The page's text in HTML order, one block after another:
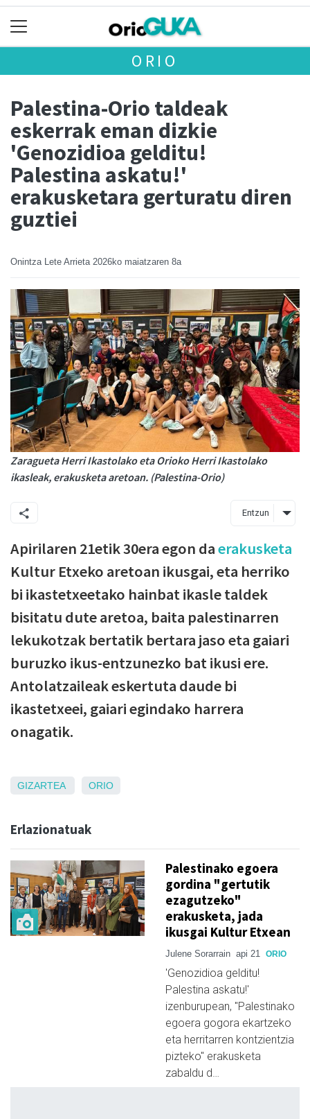
ORIO
Palestina-Orio taldeak
eskerrak eman dizkie
'Genozidioa gelditu!
Palestina askatu!'
erakusketara gerturatu diren
guztiei
Onintza Lete Arrieta 2026ko maiatzaren 8a
Zaragueta Herri Ikastolako eta Orioko Herri Ikastolako
ikasleak, erakusketa aretoan. (Palestina-Orio)
Entzun
Apirilaren 21etik 30era egon daerakusketa
Kultur Etxeko aretoan ikusgai, eta herriko
bi ikastetxeetako hainbat ikasle taldek
bisitatu dute aretoa, baita palestinarren
lekukotzak bertatik bertara jaso eta gaiari
buruzko ikus-entzunezko bat ikusi ere.
Antolatzaileak eskertuta daude bi
ikastetxeei, gaiari egindako harrera
onagatik.
GIZARTEA ORIO
Erlazionatuak
Palestinako egoera
gordina "gertutik
ezagutzeko"
erakusketa, jada
ikusgai Kultur Etxean
Julene Sorarrain api 21 ORIO
'Genozidioa gelditu!
Palestina askatu!'
izenburupean, "Palestinako
egoera gogora ekartzeko
eta herritarren kontzientzia
pizteko" erakusketa
zabaldu d…